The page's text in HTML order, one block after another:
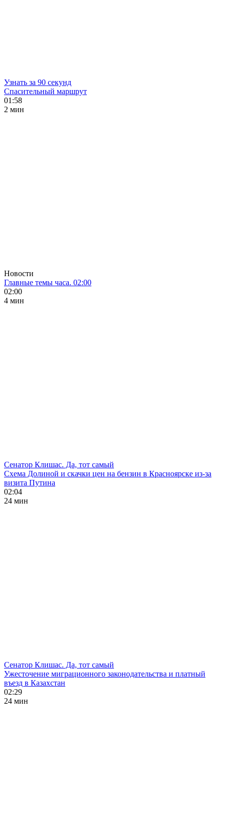
Узнать за 90 секунд
Спасительный маршрут
01:58
2 мин
Новости
Главные темы часа. 02:00
02:00
4 мин
Сенатор Клишас. Да, тот самый
Схема Долиной и скачки цен на бензин в Красноярске из-за
визита Путина
02:04
24 мин
Сенатор Клишас. Да, тот самый
Ужесточение миграционного законодательства и платный
въезд в Казахстан
02:29
24 мин